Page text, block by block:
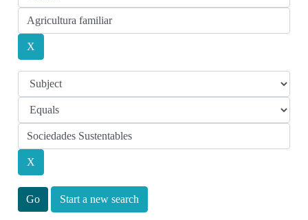
Start a new search